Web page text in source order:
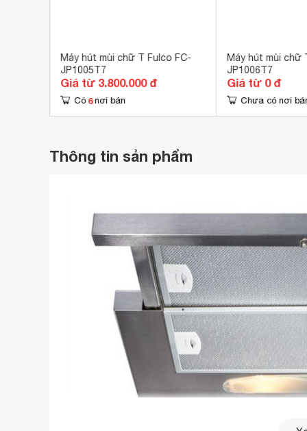
Máy hút mùi chữ T Fulco FC-
JP1005T7
Giá từ 3.800.000 đ
Có 6 nơi bán
Máy hút mùi chữ
JP1006T7
Giá từ 0 đ
Chưa có nơi
Thông tin sản phẩm